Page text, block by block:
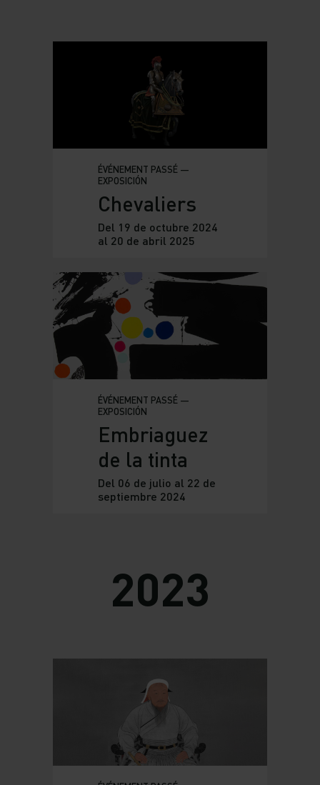
ÉVÉNEMENT PASSÉ —
EXPOSICIÓN
Chevaliers
Del 19 de octubre 2024
al 20 de abril 2025
ÉVÉNEMENT PASSÉ —
EXPOSICIÓN
Embriaguez
de la tinta
Del 06 de julio al 22 de
septiembre 2024
2023